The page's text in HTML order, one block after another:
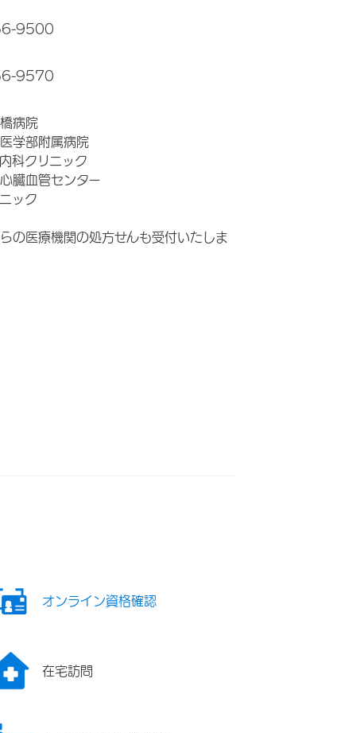
9500
9570
病院
学部附属病院
科クリニック
臓血管センター
ック
の医療機関の処方せんも受付いたしま
オンライン資格確認
在宅訪問